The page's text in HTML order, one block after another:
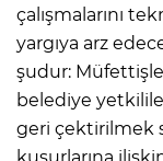
çalışmalarını
yargıya arz
şudur:
belediye
geri çektirilmek